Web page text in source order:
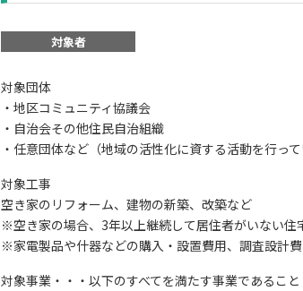
対象者
対象団体
・地区コミュニティ協議会
・自治会その他住民自治組織
・任意団体など（地域の活性化に資する活動を行って
対象工事
空き家のリフォーム、建物の新築、改築など
※空き家の場合、3年以上継続して居住者がいない
※家電製品や什器などの購入・設置費用、調査設計
対象事業・・・以下のすべてを満たす事業であること